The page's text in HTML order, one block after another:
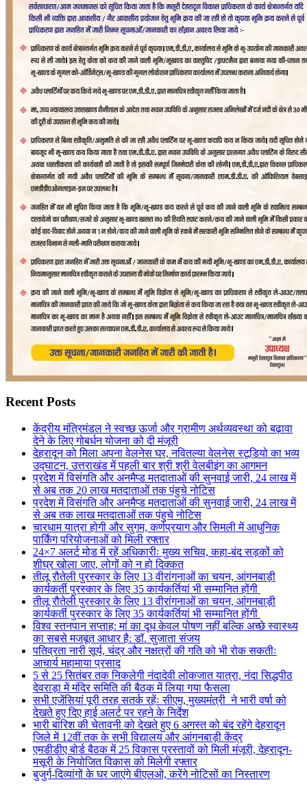
Recent Posts
केंद्रीय मंत्रिमंडल ने स्वच्छ ऊर्जा और ग्रामीण अर्थव्यवस्था को बढ़ावा
देने के लिए गोबर्धन योजना को दी मंजूरी
देहरादून को मिला अपना वेलनेस घर, नवितल्या वेलनेस स्टूडियो का भव्य
उद्घाटन, उत्तराखंड में पहली बार श्री श्री वेलबीइंग का आगमन
प्रदेश में विसंगति और अनमैप्ड मतदाताओं की सुनवाई जारी, 24 लाख में
से अब तक 20 लाख मतदाताओं तक पंहुचे नोटिस
प्रदेश में विसंगति और अनमैप्ड मतदाताओं की सुनवाई जारी, 24 लाख में
से अब तक लाख मतदाताओं तक पंहुचे नोटिस
चारधाम यात्रा होगी और सुगम, कर्णप्रयाग और सिमली में आधुनिक
पार्किंग परियोजनाओं को मिली रफ्तार
24×7 अलर्ट मोड में रहें अधिकारीः मुख्य सचिव, कहा-बंद सड़कों को
शीघ्र खोला जाए, लोगों को न हो दिक्कत
तीलू रौतेली पुरस्कार के लिए 13 वीरांगनाओं का चयन, आंगनबाड़ी
कार्यकर्ती पुरस्कार के लिए 35 कार्यकर्तियां भी सम्मानित होंगी
तीलू रौतेली पुरस्कार के लिए 13 वीरांगनाओं का चयन, आंगनबाड़ी
कार्यकर्ती पुरस्कार के लिए 35 कार्यकर्तियां भी सम्मानित होंगी
विश्व स्तनपान सप्ताह: मां का दूध केवल पोषण नहीं बल्कि अच्छे स्वास्थ्य
का सबसे मजबूत आधार है: डॉ. सुजाता संजय
पतिव्रता नारी सूर्य, चंद्र और नक्षत्रों की गति को भी रोक सकतीः
आचार्य महामाया प्रसाद
5 से 25 सितंबर तक निकलेगी नंदादेवी लोकजात यात्रा, नंदा सिद्धपीठ
देवराड़ा में मंदिर समिति की बैठक में लिया गया फैसला
सभी एजेंसियां पूरी तरह सतर्क रहेंः सीएम, मुख्यमंत्री ने भारी वर्षा को
देखते हुए दिए हाई अलर्ट पर रहने के निर्देश
भारी बारिश की चेतावनी को देखते हुए 6 अगस्त को बंद रहेंगे देहरादून
जिले में 12वीं तक के सभी विद्यालय और आंगनबाड़ी केंद्र
एमडीडीए बोर्ड बैठक में 25 विकास प्रस्तावों को मिली मंजूरी, देहरादून-
मसूरी के नियोजित विकास को मिलेगी रफ्तार
बुजुर्ग-दिव्यांगों के घर जाएंगे बीएलओ, करेंगे नोटिसों का निस्तारण